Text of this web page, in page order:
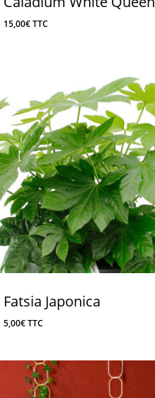
15,00€ TTC
Fatsia Japonica
5,00€ TTC